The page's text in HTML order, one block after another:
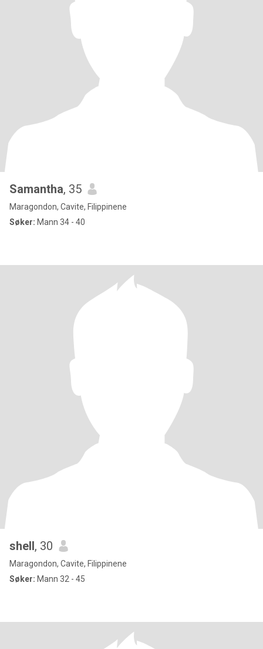
Samantha, 35
Maragondon, Cavite, Filippinene
Søker: Mann 34 - 40
shell, 30
Maragondon, Cavite, Filippinene
Søker: Mann 32 - 45